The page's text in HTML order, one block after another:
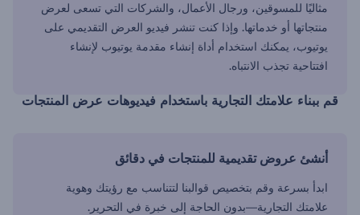
مثاليًا للمسوقين، ورجال الأعمال، والشركات التي تسعى لعرض
منتجاتها أو خدماتها. وإذا كنت تنشر فيديو العرض التقديمي على
يوتيوب، يمكنك استخدام أداة إنشاء مقدمة يوتيوب لإنشاء
افتتاحية تجذب الانتباه.
قم ببناء علامتك التجارية باستخدام فيديوهات عرض المنتجات
أنشئ عروض تقديمية للمنتجات في دقائق
ابدأ بسرعة وقم بتخصيص قوالبنا لتتناسب مع رؤيتك وهوية
علامتك التجارية—بدون الحاجة إلى خبرة في التحرير.